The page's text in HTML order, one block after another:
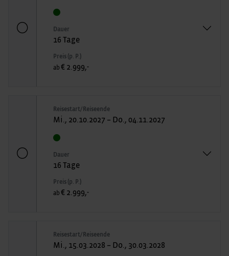
Dauer
16 Tage
Preis (p. P.)
ab € 2.999,-
Reisestart/Reiseende
Mi., 20.10.2027 – Do., 04.11.2027
Dauer
16 Tage
Preis (p. P.)
ab € 2.999,-
Reisestart/Reiseende
Mi., 15.03.2028 – Do., 30.03.2028